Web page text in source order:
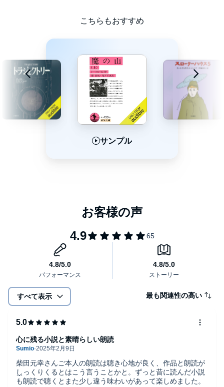
こちらもおすすめ
サンプル
すべて表示 最も関連性の高い
柴田元幸さんご本人の朗読は聴き心地が良く、作品と朗読が
しっくりくるとはこう言うことかと。ずっと昔に読んだ小説
も朗読で聴くとまた少し違う味わいがあって楽しめました。
心に残る小説と素晴らしい朗読